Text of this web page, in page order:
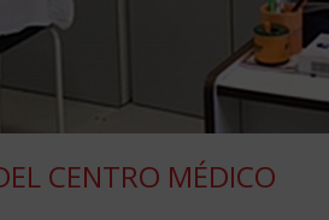
CENTRO MÉDICO